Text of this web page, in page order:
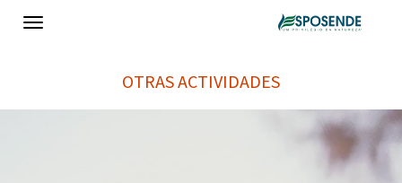
Toggle
OTRAS ACTIVIDADES